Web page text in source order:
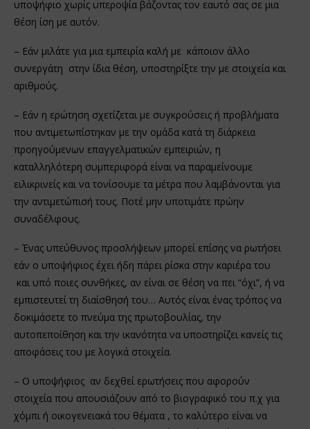
υποψήφιο χωρίς υπεροψία βάζοντας τον εαυτό σας σε μια
θέση ίση με αυτόν.
– Εάν μιλάτε για μια εμπειρία καλή με κάποιον άλλο
συνεργάτη στην ίδια θέση, υποστηρίξτε την με στοιχεία και
αριθμούς.
– Εάν η ερώτηση σχετίζεται με συγκρούσεις ή προβλήματα
που αντιμετωπίστηκαν με την ομάδα κατά τη διάρκεια
προηγούμενων επαγγελματικών εμπειριών, η
καταλληλότερη συμπεριφορά είναι να παραμείνουμε
ειλικρινείς και να τονίσουμε τα μέτρα που λαμβάνονται για
την αντιμετώπισή τους. Ποτέ μην υποτιμάτε πρώην
συναδέλφους.
– Ένας υπεύθυνος προσλήψεων μπορεί επίσης να ρωτήσει
εάν ο υποψήφιος έχει ήδη πάρει ρίσκα στην καριέρα του
και υπό ποιες συνθήκες, αν είναι σε θέση να πει “όχι”, ή να
εμπιστευτεί τη διαίσθησή του… Αυτός είναι ένας τρόπος να
δοκιμάσετε το πνεύμα της πρωτοβουλίας, την
αυτοπεποίθηση και την ικανότητα να υποστηρίζει κανείς τις
αποφάσεις του με λογικά στοιχεία.
– Ο υποψήφιος αν δεχθεί ερωτήσεις που αφορούν
στοιχεία που απουσιάζουν από το βιογραφικό του π.χ για
χόμπι ή οικογενειακά του θέματα , το καλύτερο είναι να